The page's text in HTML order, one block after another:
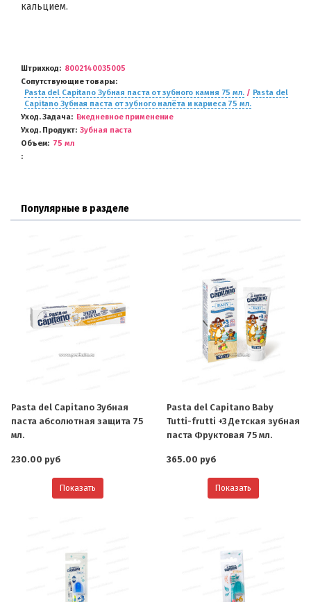
кальцием.
Штрихкод
8002140035005
Сопутствующие товары
Pasta del Capitano Зубная паста от зубного камня 75 мл./ Pasta del
Capitano Зубная паста от зубного налёта и кариеса 75 мл.
Уход. Задача
Ежедневное применение
Уход. Продукт
Зубная паста
Объем
75 мл
Популярные в разделе
Pasta del Capitano Зубная
паста абсолютная защита 75
мл.
230.00 руб
Показать
Pasta del Capitano Baby
Tutti-frutti +3 Детская зубная
паста Фруктовая 75 мл.
365.00 руб
Показать